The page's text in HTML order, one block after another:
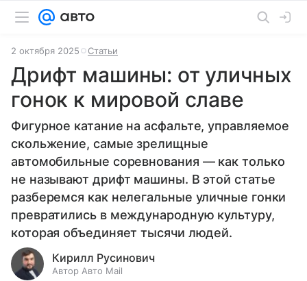
2 октября 2025 Статьи
Дрифт машины: от уличных
гонок к мировой славе
Фигурное катание на асфальте, управляемое
скольжение, самые зрелищные
автомобильные соревнования — как только
не называют дрифт машины. В этой статье
разберемся как нелегальные уличные гонки
превратились в международную культуру,
которая объединяет тысячи людей.
Кирилл Русинович
Автор Авто Mail